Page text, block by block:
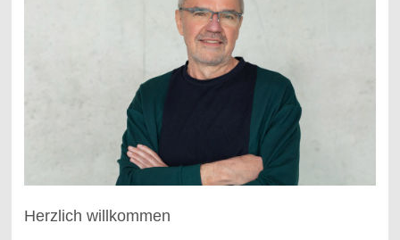
Herzlich willkommen